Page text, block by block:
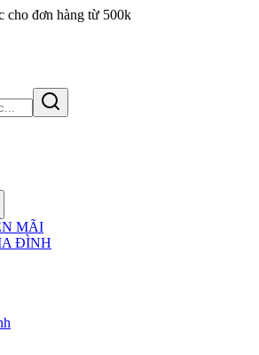
cho đơn hàng từ 500k
MÃI
ĐÌNH